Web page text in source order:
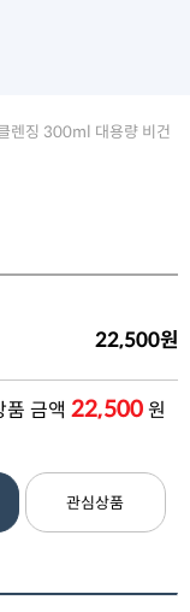
렌징 300ml 대용량 비건
22,500원
품 금액 22,500원
관심상품